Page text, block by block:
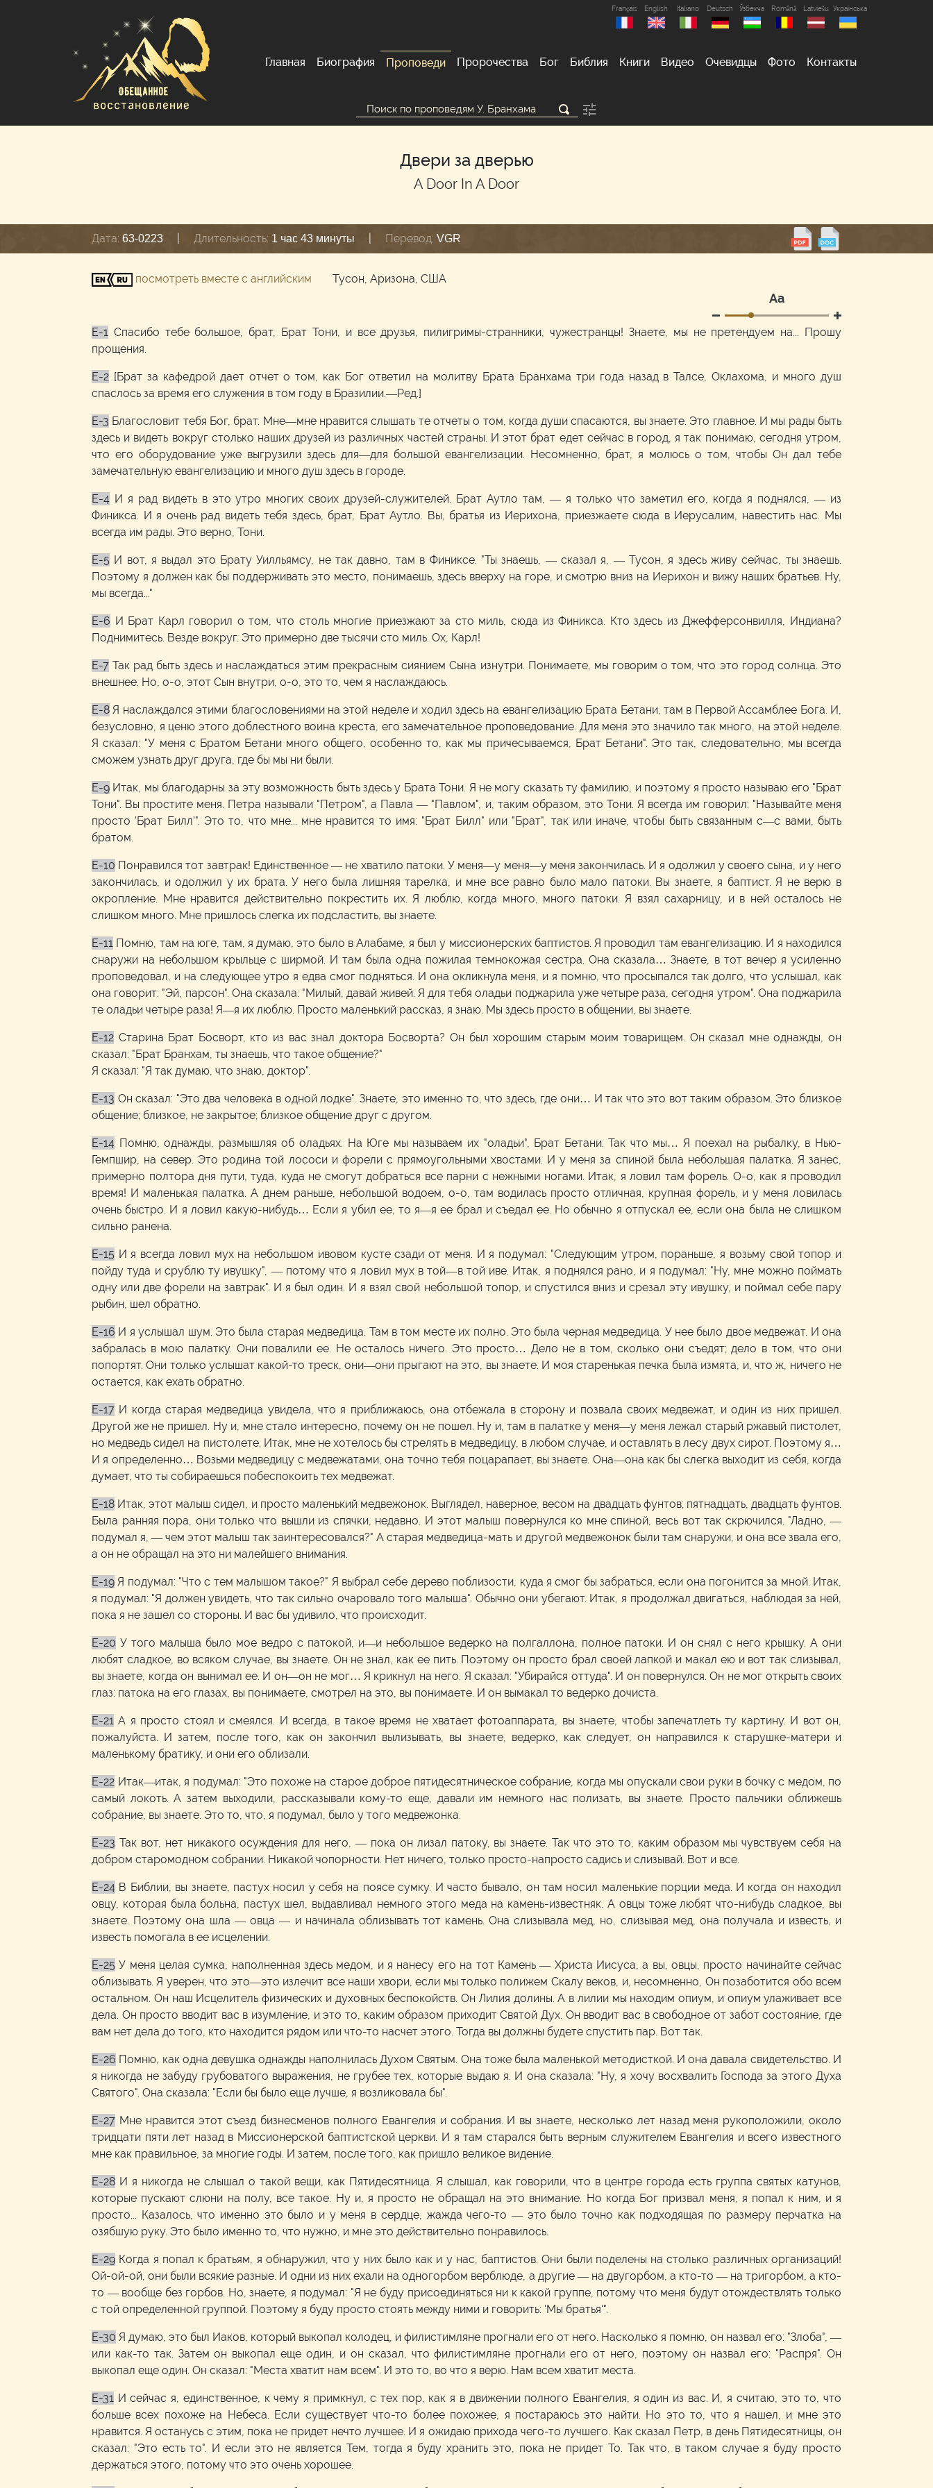
Français English Italiano Deutsch Ўзбекча Română Latviešu Українська
Главная Биография Проповеди Пророчества Бог Библия Книги Видео Очевидцы Фото Контакты
Двери за дверью
A Door In A Door
Дата: 63-0223 Длительность: 1 час 43 минуты Перевод: VGR
посмотреть вместе с английским Тусон, Аризона, США
Аа
E-1 Спасибо тебе большое, брат, Брат Тони, и все друзья, пилигримы-странники, чужестранцы! Знаете, мы не претендуем на... Прошу
прощения.
E-2 [Брат за кафедрой дает отчет о том, как Бог ответил на молитву Брата Бранхама три года назад в Талсе, Оклахома, и много душ
спаслось за время его служения в том году в Бразилии.—Ред.]
E-3 Благословит тебя Бог, брат. Мне—мне нравится слышать те отчеты о том, когда души спасаются, вы знаете. Это главное. И мы рады быть
здесь и видеть вокруг столько наших друзей из различных частей страны. И этот брат едет сейчас в город, я так понимаю, сегодня утром,
что его оборудование уже выгрузили здесь для—для большой евангелизации. Несомненно, брат, я молюсь о том, чтобы Он дал тебе
замечательную евангелизацию и много душ здесь в городе.
E-4 И я рад видеть в это утро многих своих друзей-служителей. Брат Аутло там, — я только что заметил его, когда я поднялся, — из
Финикса. И я очень рад видеть тебя здесь, брат, Брат Аутло. Вы, братья из Иерихона, приезжаете сюда в Иерусалим, навестить нас. Мы
всегда им рады. Это верно, Тони.
E-5 И вот, я выдал это Брату Уилльямсу, не так давно, там в Финиксе. "Ты знаешь, — сказал я, — Тусон, я здесь живу сейчас, ты знаешь.
Поэтому я должен как бы поддерживать это место, понимаешь, здесь вверху на горе, и смотрю вниз на Иерихон и вижу наших братьев. Ну,
мы всегда..."
E-6 И Брат Карл говорил о том, что столь многие приезжают за сто миль, сюда из Финикса. Кто здесь из Джефферсонвилля, Индиана?
Поднимитесь. Везде вокруг. Это примерно две тысячи сто миль. Ох, Карл!
E-7 Так рад быть здесь и наслаждаться этим прекрасным сиянием Сына изнутри. Понимаете, мы говорим о том, что это город солнца. Это
внешнее. Но, о-о, этот Сын внутри, о-о, это то, чем я наслаждаюсь.
E-8 Я наслаждался этими благословениями на этой неделе и ходил здесь на евангелизацию Брата Бетани, там в Первой Ассамблее Бога. И,
безусловно, я ценю этого доблестного воина креста, его замечательное проповедование. Для меня это значило так много, на этой неделе.
Я сказал: "У меня с Братом Бетани много общего, особенно то, как мы причесываемся, Брат Бетани". Это так, следовательно, мы всегда
сможем узнать друг друга, где бы мы ни были.
E-9 Итак, мы благодарны за эту возможность быть здесь у Брата Тони. Я не могу сказать ту фамилию, и поэтому я просто называю его "Брат
Тони". Вы простите меня. Петра называли "Петром", а Павла — "Павлом", и, таким образом, это Тони. Я всегда им говорил: "Называйте меня
просто 'Брат Билл'". Это то, что мне... мне нравится то имя: "Брат Билл" или "Брат", так или иначе, чтобы быть связанным с—с вами, быть
братом.
E-10 Понравился тот завтрак! Единственное — не хватило патоки. У меня—у меня—у меня закончилась. И я одолжил у своего сына, и у него
закончилась, и одолжил у их брата. У него была лишняя тарелка, и мне все равно было мало патоки. Вы знаете, я баптист. Я не верю в
окропление. Мне нравится действительно покрестить их. Я люблю, когда много, много патоки. Я взял сахарницу, и в ней осталось не
слишком много. Мне пришлось слегка их подсластить, вы знаете.
E-11 Помню, там на юге, там, я думаю, это было в Алабаме, я был у миссионерских баптистов. Я проводил там евангелизацию. И я находился
снаружи на небольшом крыльце с ширмой. И там была одна пожилая темнокожая сестра. Она сказала… Знаете, в тот вечер я усиленно
проповедовал, и на следующее утро я едва смог подняться. И она окликнула меня, и я помню, что просыпался так долго, что услышал, как
она говорит: "Эй, парсон". Она сказала: "Милый, давай живей. Я для тебя оладьи поджарила уже четыре раза, сегодня утром". Она поджарила
те оладьи четыре раза! Я—я их люблю. Просто маленький рассказ, я знаю. Мы здесь просто в общении, вы знаете.
E-12 Старина Брат Босворт, кто из вас знал доктора Босворта? Он был хорошим старым моим товарищем. Он сказал мне однажды, он
сказал: "Брат Бранхам, ты знаешь, что такое общение?"
Я сказал: "Я так думаю, что знаю, доктор".
E-13 Он сказал: "Это два человека в одной лодке". Знаете, это именно то, что здесь, где они… И так что это вот таким образом. Это близкое
общение; близкое, не закрытое; близкое общение друг с другом.
E-14 Помню, однажды, размышляя об оладьях. На Юге мы называем их "оладьи", Брат Бетани. Так что мы… Я поехал на рыбалку, в Нью-
Гемпшир, на север. Это родина той лососи и форели с прямоугольными хвостами. И у меня за спиной была небольшая палатка. Я занес,
примерно полтора дня пути, туда, куда не смогут добраться все парни с нежными ногами. Итак, я ловил там форель. О-о, как я проводил
время! И маленькая палатка. А днем раньше, небольшой водоем, о-о, там водилась просто отличная, крупная форель, и у меня ловилась
очень быстро. И я ловил какую-нибудь… Если я убил ее, то я—я ее брал и съедал ее. Но обычно я отпускал ее, если она была не слишком
сильно ранена.
E-15 И я всегда ловил мух на небольшом ивовом кусте сзади от меня. И я подумал: "Следующим утром, пораньше, я возьму свой топор и
пойду туда и срублю ту ивушку", — потому что я ловил мух в той—в той иве. Итак, я поднялся рано, и я подумал: "Ну, мне можно поймать
одну или две форели на завтрак". И я был один. И я взял свой небольшой топор, и спустился вниз и срезал эту ивушку, и поймал себе пару
рыбин, шел обратно.
E-16 И я услышал шум. Это была старая медведица. Там в том месте их полно. Это была черная медведица. У нее было двое медвежат. И она
забралась в мою палатку. Они повалили ее. Не осталось ничего. Это просто… Дело не в том, сколько они съедят; дело в том, что они
попортят. Они только услышат какой-то треск, они—они прыгают на это, вы знаете. И моя старенькая печка была измята, и, что ж, ничего не
остается, как ехать обратно.
E-17 И когда старая медведица увидела, что я приближаюсь, она отбежала в сторону и позвала своих медвежат, и один из них пришел.
Другой же не пришел. Ну и, мне стало интересно, почему он не пошел. Ну и, там в палатке у меня—у меня лежал старый ржавый пистолет,
но медведь сидел на пистолете. Итак, мне не хотелось бы стрелять в медведицу, в любом случае, и оставлять в лесу двух сирот. Поэтому я…
И я определенно… Возьми медведицу с медвежатами, она точно тебя поцарапает, вы знаете. Она—она как бы слегка выходит из себя, когда
думает, что ты собираешься побеспокоить тех медвежат.
E-18 Итак, этот малыш сидел, и просто маленький медвежонок. Выглядел, наверное, весом на двадцать фунтов; пятнадцать, двадцать фунтов.
Была ранняя пора, они только что вышли из спячки, недавно. И этот малыш повернулся ко мне спиной, весь вот так скрючился. "Ладно, —
подумал я, — чем этот малыш так заинтересовался?" А старая медведица-мать и другой медвежонок были там снаружи, и она все звала его,
а он не обращал на это ни малейшего внимания.
E-19 Я подумал: "Что с тем малышом такое?" Я выбрал себе дерево поблизости, куда я смог бы забраться, если она погонится за мной. Итак,
я подумал: "Я должен увидеть, что так сильно очаровало того малыша". Обычно они убегают. Итак, я продолжал двигаться, наблюдая за ней,
пока я не зашел со стороны. И вас бы удивило, что происходит.
E-20 У того малыша было мое ведро с патокой, и—и небольшое ведерко на полгаллона, полное патоки. И он снял с него крышку. А они
любят сладкое, во всяком случае, вы знаете. Он не знал, как ее пить. Поэтому он просто брал своей лапкой и макал ею и вот так слизывал,
вы знаете, когда он вынимал ее. И он—он не мог… Я крикнул на него. Я сказал: "Убирайся оттуда". И он повернулся. Он не мог открыть своих
глаз: патока на его глазах, вы понимаете, смотрел на это, вы понимаете. И он вымакал то ведерко дочиста.
E-21 А я просто стоял и смеялся. И всегда, в такое время не хватает фотоаппарата, вы знаете, чтобы запечатлеть ту картину. И вот он,
пожалуйста. И затем, после того, как он закончил вылизывать, вы знаете, ведерко, как следует, он направился к старушке-матери и
маленькому братику, и они его облизали.
E-22 Итак—итак, я подумал: "Это похоже на старое доброе пятидесятническое собрание, когда мы опускали свои руки в бочку с медом, по
самый локоть. А затем выходили, рассказывали кому-то еще, давали им немного нас полизать, вы знаете. Просто пальчики оближешь
собрание, вы знаете. Это то, что, я подумал, было у того медвежонка.
E-23 Так вот, нет никакого осуждения для него, — пока он лизал патоку, вы знаете. Так что это то, каким образом мы чувствуем себя на
добром старомодном собрании. Никакой чопорности. Нет ничего, только просто-напросто садись и слизывай. Вот и все.
E-24 В Библии, вы знаете, пастух носил у себя на поясе сумку. И часто бывало, он там носил маленькие порции меда. И когда он находил
овцу, которая была больна, пастух шел, выдавливал немного этого меда на камень-известняк. А овцы тоже любят что-нибудь сладкое, вы
знаете. Поэтому она шла — овца — и начинала облизывать тот камень. Она слизывала мед, но, слизывая мед, она получала и известь, и
известь помогала в ее исцелении.
E-25 У меня целая сумка, наполненная здесь медом, и я нанесу его на тот Камень — Христа Иисуса, а вы, овцы, просто начинайте сейчас
облизывать. Я уверен, что это—это излечит все наши хвори, если мы только полижем Скалу веков, и, несомненно, Он позаботится обо всем
остальном. Он наш Исцелитель физических и духовных беспокойств. Он Лилия долины. А в лилии мы находим опиум, и опиум улаживает все
дела. Он просто вводит вас в изумление, и это то, каким образом приходит Святой Дух. Он вводит вас в свободное от забот состояние, где
вам нет дела до того, кто находится рядом или что-то насчет этого. Тогда вы должны будете спустить пар. Вот так.
E-26 Помню, как одна девушка однажды наполнилась Духом Святым. Она тоже была маленькой методисткой. И она давала свидетельство. И
я никогда не забуду грубоватого выражения, не грубее тех, которые выдаю я. И она сказала: "Ну, я хочу восхвалить Господа за этого Духа
Святого". Она сказала: "Если бы было еще лучше, я возликовала бы".
E-27 Мне нравится этот съезд бизнесменов полного Евангелия и собрания. И вы знаете, несколько лет назад меня рукоположили, около
тридцати пяти лет назад в Миссионерской баптистской церкви. И я там старался быть верным служителем Евангелия и всего известного
мне как правильное, за многие годы. И затем, после того, как пришло великое видение.
E-28 И я никогда не слышал о такой вещи, как Пятидесятница. Я слышал, как говорили, что в центре города есть группа святых катунов,
которые пускают слюни на полу, все такое. Ну и, я просто не обращал на это внимание. Но когда Бог призвал меня, я попал к ним, и я
просто... Казалось, что именно это было и у меня в сердце, жажда чего-то — это было точно как подходящая по размеру перчатка на
озябшую руку. Это было именно то, что нужно, и мне это действительно понравилось.
E-29 Когда я попал к братьям, я обнаружил, что у них было как и у нас, баптистов. Они были поделены на столько различных организаций!
Ой-ой-ой, они были всякие разные. И одни из них ехали на одногорбом верблюде, а другие — на двугорбом, а кто-то — на тригорбом, а кто-
то — вообще без горбов. Но, знаете, я подумал: "Я не буду присоединяться ни к какой группе, потому что меня будут отождествлять только
с той определенной группой. Поэтому я буду просто стоять между ними и говорить: 'Мы братья'".
E-30 Я думаю, это был Иаков, который выкопал колодец, и филистимляне прогнали его от него. Насколько я помню, он назвал его: "Злоба", —
или как-то так. Затем он выкопал еще один, и он сказал, что филистимляне прогнали его от него, поэтому он назвал его: "Распря". Он
выкопал еще один. Он сказал: "Места хватит нам всем". И это то, во что я верю. Нам всем хватит места.
E-31 И сейчас я, единственное, к чему я примкнул, с тех пор, как я в движении полного Евангелия, я один из вас. И, я считаю, это то, что
больше всех похоже на Небеса. Если существует что-то более похожее, я постараюсь это найти. Но это то, что я нашел, и мне это
нравится. Я останусь с этим, пока не придет нечто лучшее. И я ожидаю прихода чего-то лучшего. Как сказал Петр, в день Пятидесятницы, он
сказал: "Это есть то". И если это не является Тем, тогда я буду хранить это, пока не придет То. Так что, в таком случае я буду просто
держаться этого, потому что это очень хорошее.